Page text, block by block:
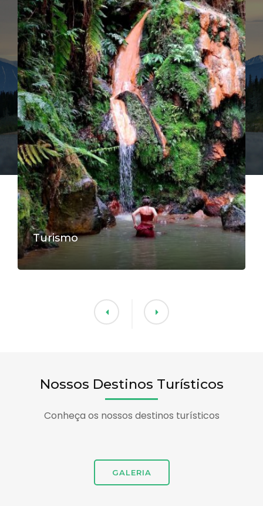
Turismo
Nossos Destinos Turísticos
Conheça os nossos destinos turísticos
GALERIA